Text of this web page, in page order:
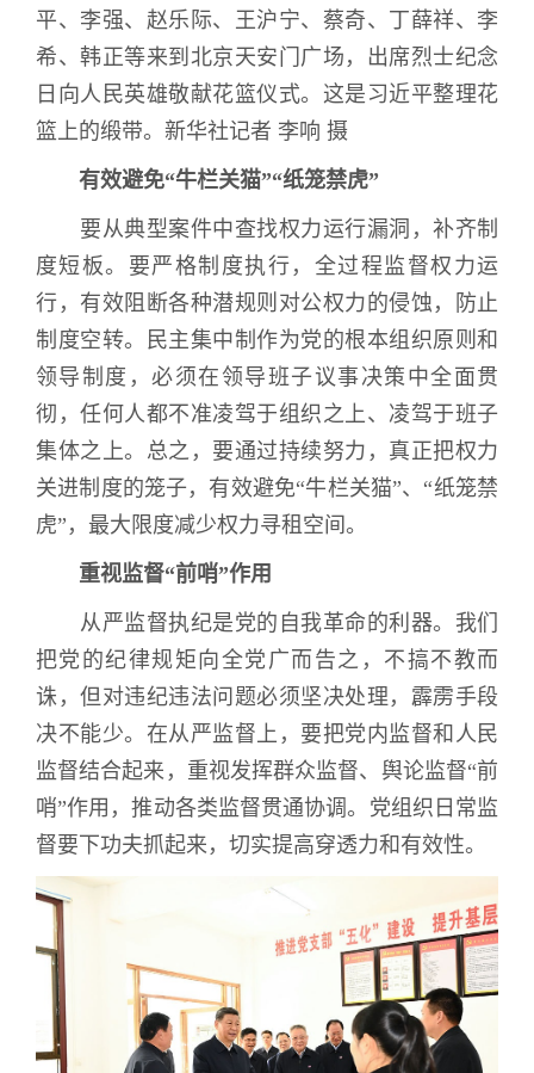
平、李强、赵乐际、王沪宁、蔡奇、丁薛祥、李
希、韩正等来到北京天安门广场，出席烈士纪念
日向人民英雄敬献花篮仪式。这是习近平整理花
篮上的缎带。新华社记者 李响 摄
有效避免“牛栏关猫”“纸笼禁虎”
要从典型案件中查找权力运行漏洞，补齐制
度短板。要严格制度执行，全过程监督权力运
行，有效阻断各种潜规则对公权力的侵蚀，防止
制度空转。民主集中制作为党的根本组织原则和
领导制度，必须在领导班子议事决策中全面贯
彻，任何人都不准凌驾于组织之上、凌驾于班子
集体之上。总之，要通过持续努力，真正把权力
关进制度的笼子，有效避免“牛栏关猫”、 “纸笼禁
虎” ，最大限度减少权力寻租空间。
重视监督“前哨”作用
从严监督执纪是党的自我革命的利器。我们
把党的纪律规矩向全党广而告之，不搞不教而
诛，但对违纪违法问题必须坚决处理，霹雳手段
决不能少。在从严监督上，要把党内监督和人民
监督结合起来，重视发挥群众监督、舆论监督“前
哨”作用，推动各类监督贯通协调。党组织日常监
督要下功夫抓起来，切实提高穿透力和有效性。